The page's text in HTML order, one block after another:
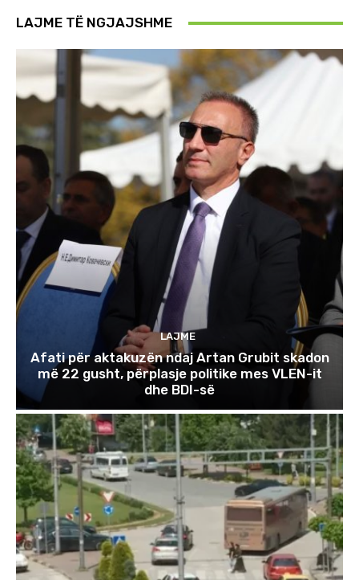
LAJME TË NGJAJSHME
LAJME
Afati për aktakuzën ndaj Artan Grubit skadon
më 22 gusht, përplasje politike mes VLEN-it
dhe BDI-së